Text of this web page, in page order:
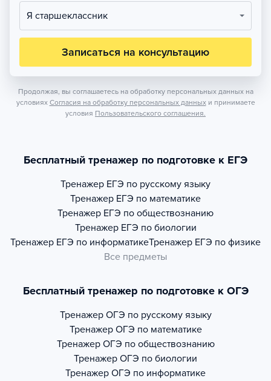
Я старшеклассник
Записаться на консультацию
Продолжая, вы соглашаетесь на обработку персональных данных на
условиях Согласия на обработку персональных данных и принимаете
условия Пользовательского соглашения.
Бесплатный тренажер по подготовке к ЕГЭ
Тренажер ЕГЭ по русскому языку
Тренажер ЕГЭ по математике
Тренажер ЕГЭ по обществознанию
Тренажер ЕГЭ по биологии
Тренажер ЕГЭ по информатикеТренажер ЕГЭ по физике
Все предметы
Бесплатный тренажер по подготовке к ОГЭ
Тренажер ОГЭ по русскому языку
Тренажер ОГЭ по математике
Тренажер ОГЭ по обществознанию
Тренажер ОГЭ по биологии
Тренажер ОГЭ по информатике